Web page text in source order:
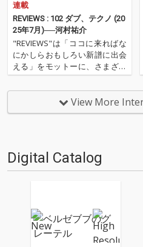
連載
REVIEWS : 102 ダブ、テクノ (20
25年7月)──河村祐介
"REVIEWS"は「ココに来ればな
にかしらおもしろい新譜に出会
える」をモットーに、さまざま
な書き手がここ数ヶ月の新譜か
らエッセンシャルな9枚を選び
レヴューするコーナー。今回の
更新は、OTOTOY編集長でもあ
View More
Digital Catalog